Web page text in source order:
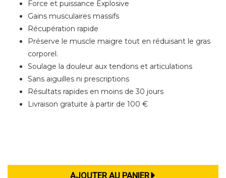
Force et puissance Explosive
Gains musculaires massifs
Récupération rapide
Préserve le muscle maigre tout en réduisant le gras
corporel.
Soulage la douleur aux tendons et articulations
Sans aiguilles ni prescriptions
Résultats rapides en moins de 30 jours
Livraison gratuite à partir de 100 €